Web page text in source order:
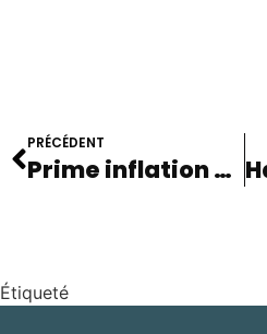
PRÉCÉDENT
Prime inflation pour les retraités
Étiqueté